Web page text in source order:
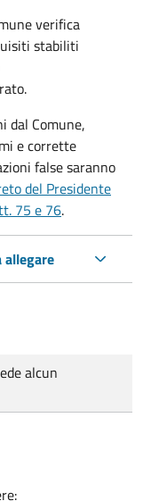
verifica
stabiliti
dal Comune,
e corrette
false saranno
del Presidente
75 e 76.
allegare
alcun